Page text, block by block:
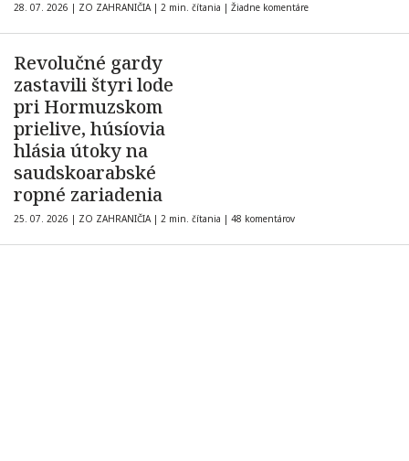
28. 07. 2026 | ZO ZAHRANIČIA | 2 min. čítania | Žiadne komentáre
Revolučné gardy
zastavili štyri lode
pri Hormuzskom
prielive, húsíovia
hlásia útoky na
saudskoarabské
ropné zariadenia
25. 07. 2026 | ZO ZAHRANIČIA | 2 min. čítania | 48 komentárov